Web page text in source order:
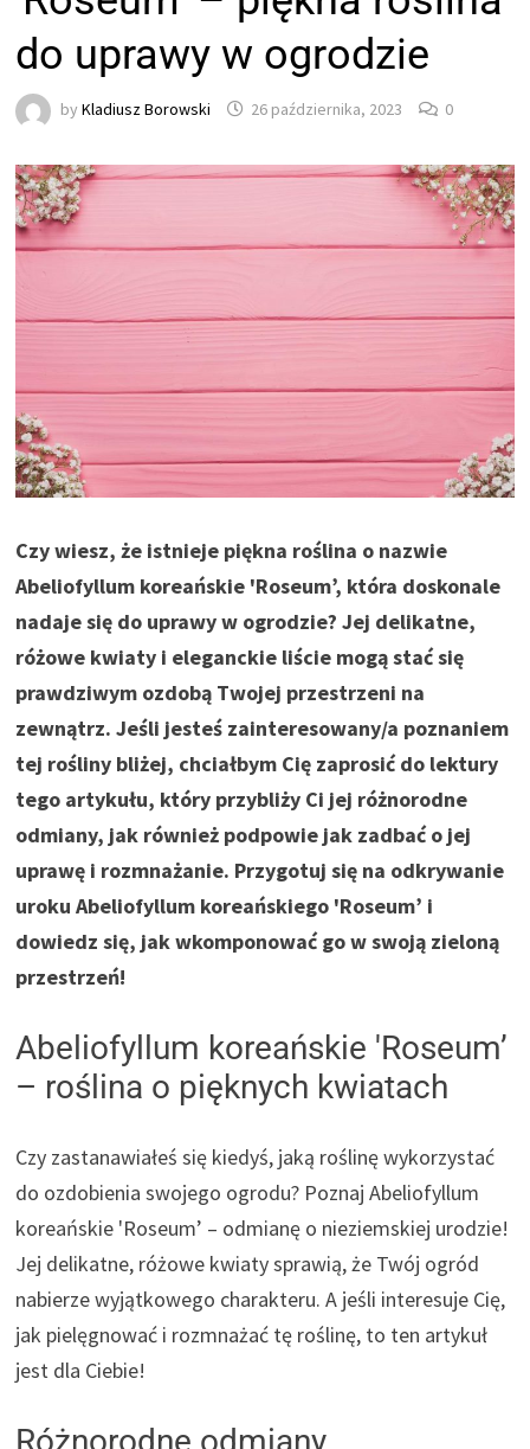
do uprawy w ogrodzie
byKladiusz Borowski 26 października, 2023 0
Czy wiesz, że istnieje piękna roślina o nazwie
Abeliofyllum koreańskie 'Roseum’, która doskonale
nadaje się do uprawy w ogrodzie? Jej delikatne,
różowe kwiaty i eleganckie liście mogą stać się
prawdziwym ozdobą Twojej przestrzeni na
zewnątrz. Jeśli jesteś zainteresowany/a poznaniem
tej rośliny bliżej, chciałbym Cię zaprosić do lektury
tego artykułu, który przybliży Ci jej różnorodne
odmiany, jak również podpowie jak zadbać o jej
uprawę i rozmnażanie. Przygotuj się na odkrywanie
uroku Abeliofyllum koreańskiego 'Roseum’ i
dowiedz się, jak wkomponować go w swoją zieloną
przestrzeń!
Abeliofyllum koreańskie 'Roseum’
– roślina o pięknych kwiatach
Czy zastanawiałeś się kiedyś, jaką roślinę wykorzystać
do ozdobienia swojego ogrodu? Poznaj Abeliofyllum
koreańskie 'Roseum’ – odmianę o nieziemskiej urodzie!
Jej delikatne, różowe kwiaty sprawią, że Twój ogród
nabierze wyjątkowego charakteru. A jeśli interesuje Cię,
jak pielęgnować i rozmnażać tę roślinę, to ten artykuł
jest dla Ciebie!